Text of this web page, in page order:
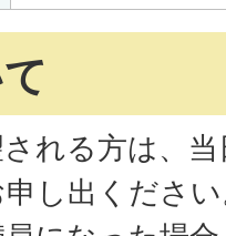
れる方は、
し出くださ